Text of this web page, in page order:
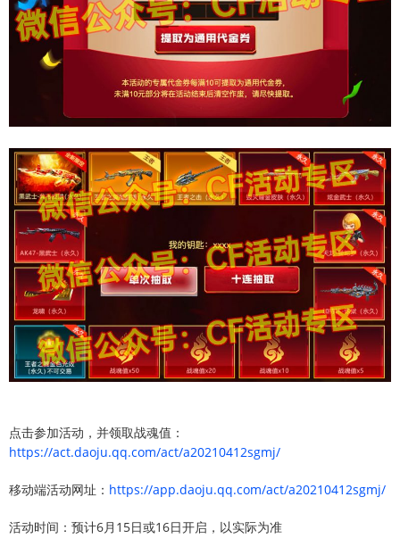
点击参加活动，并领取战魂值：
https://act.daoju.qq.com/act/a20210412sgmj/
移动端活动网址： https://app.daoju.qq.com/act/a20210412sgmj/
活动时间：预计6月15日或16日开启，以实际为准